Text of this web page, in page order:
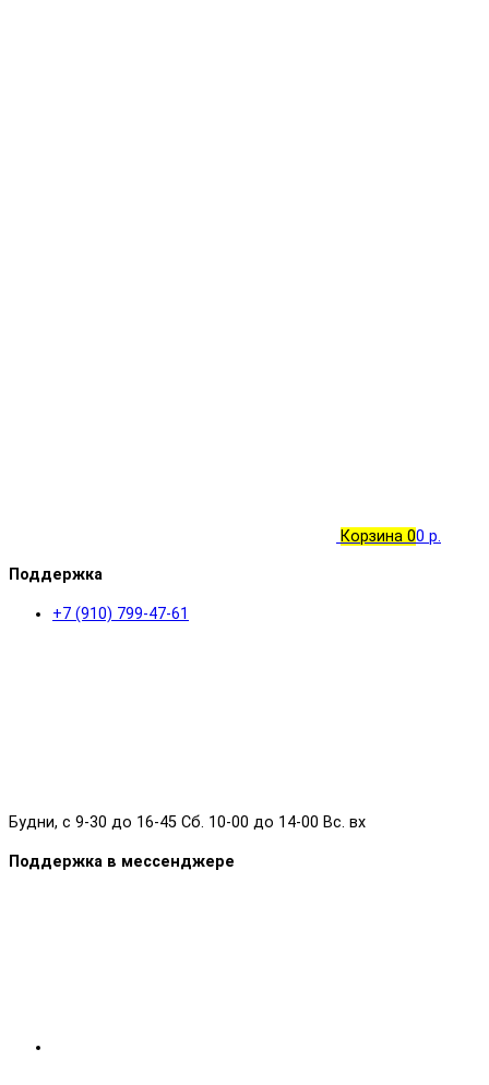
Корзина 00 р.
Поддержка
+7 (910) 799-47-61
Будни, с 9-30 до 16-45 Сб. 10-00 до 14-00 Вс. вх
Поддержка в мессенджере